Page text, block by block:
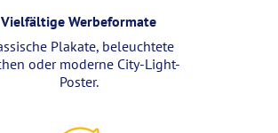
Vielfältige Werbeformate
Plakate, beleuchtete
oder moderne City-Light-
Poster.